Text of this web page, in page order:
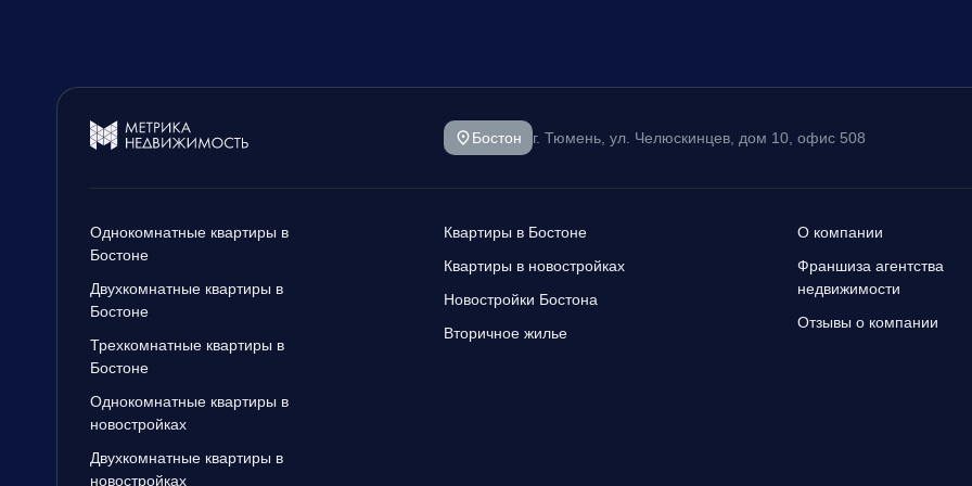
Бостон г. Тюмень, ул. Челюскинцев, дом 10, офис 508
Однокомнатные квартиры в
Бостоне
Двухкомнатные квартиры в
Бостоне
Трехкомнатные квартиры в
Бостоне
Однокомнатные квартиры в
новостройках
Двухкомнатные квартиры в
новостройках
Квартиры в Бостоне
Квартиры в новостройках
Новостройки Бостона
Вторичное жилье
О компании
Франшиза агентства
недвижимости
Отзывы о компании